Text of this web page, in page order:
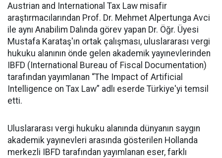
Austrian and International Tax Law misafir
araştırmacılarından Prof. Dr. Mehmet Alpertunga Avci
ile aynı Anabilim Dalında görev yapan Dr. Öğr. Üyesi
Mustafa Karataş'ın ortak çalışması, uluslararası vergi
hukuku alanının önde gelen akademik yayınevlerinden
IBFD (International Bureau of Fiscal Documentation)
tarafından yayımlanan “The Impact of Artificial
Intelligence on Tax Law” adlı eserde Türkiye'yi temsil
etti.
Uluslararası vergi hukuku alanında dünyanın saygın
akademik yayınevleri arasında gösterilen Hollanda
merkezli IBFD tarafından yayımlanan eser, farklı